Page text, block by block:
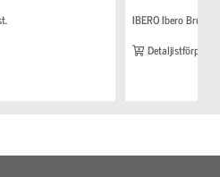
IBERO Ibero Brush